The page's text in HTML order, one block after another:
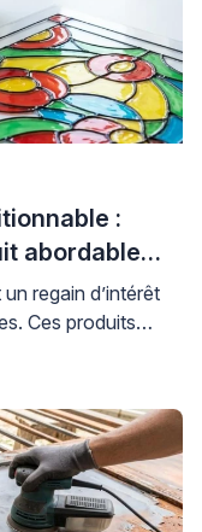
:
abordable
regain d’intérêt
Ces produits
et miroirs sans
aux
verre offrent
luminosité
produit
[…]